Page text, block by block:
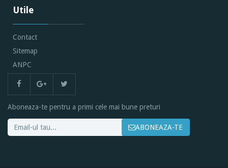
Utile
Contact
Sitemap
ANPC
Aboneaza-te pentru a primi cele mai bune preturi
ABONEAZA-TE